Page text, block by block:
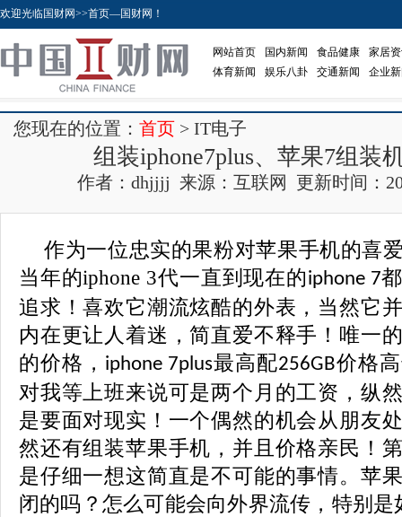
欢迎光临国财网>>首页—国财网！
网站首页 国内新闻 食品健康
家居
体育新闻
娱乐八卦 交通新闻 企业
您现在的位置： 首页 > IT电子
组装iphone7plus、苹果7组装
作者：dhjjjj 来源：互联网 更新时间：
作为一位忠实的果粉对苹果手机的喜
当年的iphone 3代一直到现在的iphone 7
追求！喜欢它潮流炫酷的外表，当然它
内在更让人着迷，简直爱不释手！唯一
的价格， iphone 7plus最高配256GB价格
对我等上班来说可是两个月的工资，纵
是要面对现实！一个偶然的机会从朋友
然还有组装苹果手机，并且价格亲民！
是仔细一想这简直是不可能的事情。苹
闭的吗？怎么可能会向外界流传，特别是